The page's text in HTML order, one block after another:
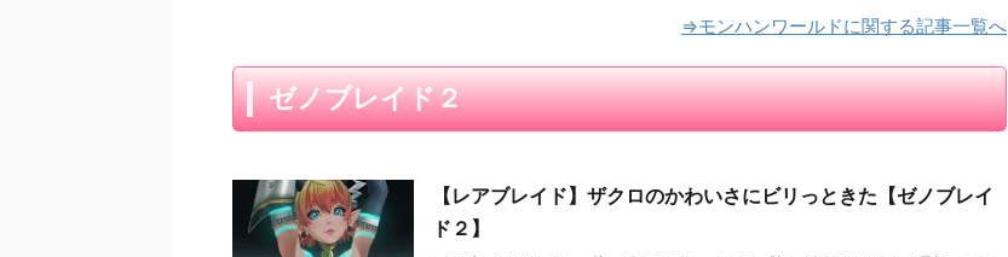
⇒モンハンワールドに関する記事一覧へ
ゼノブレイド２
【レアブレイド】ザクロのかわいさにビリっときた【ゼノブレイ
ド２】